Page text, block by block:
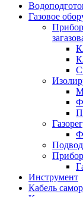
Газовое
Инструмент
Кабель